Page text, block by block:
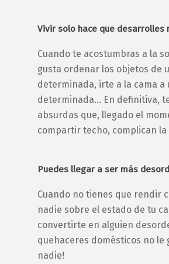
Vivir solo hace que desarrolles
Cuando te acostumbras a la
gusta ordenar los objetos de
determinada, irte a la cama a
determinada… En definitiva,
absurdas que, llegado el
compartir techo, complican la
Puedes llegar a ser más
Cuando no tienes que rendir
nadie sobre el estado de tu
convertirte en alguien
quehaceres domésticos no le
nadie!